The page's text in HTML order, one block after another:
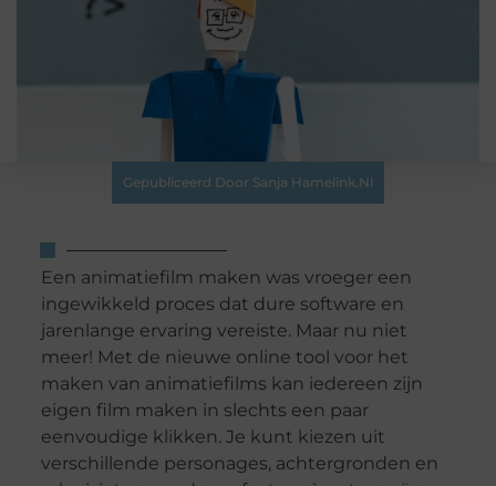
Gepubliceerd Door Sanja Hamelink.nl
Een animatiefilm maken was vroeger een
ingewikkeld proces dat dure software en
jarenlange ervaring vereiste. Maar nu niet
meer! Met de nieuwe online tool voor het
maken van animatiefilms kan iedereen zijn
eigen film maken in slechts een paar
eenvoudige klikken. Je kunt kiezen uit
verschillende personages, achtergronden en